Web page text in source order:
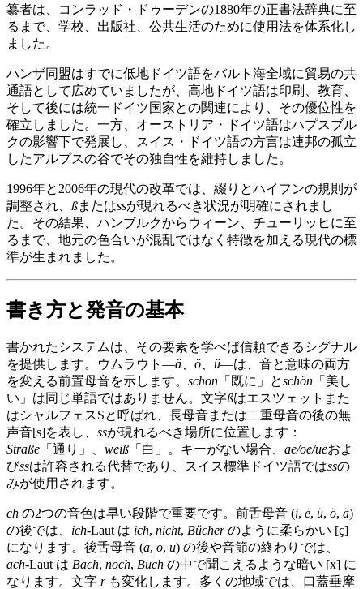
纂者は、コンラッド・ドゥーデンの1880年の正書法辞典に至
るまで、学校、出版社、公共生活のために使用法を体系化し
ました。
ハンザ同盟はすでに低地ドイツ語をバルト海全域に貿易の共
通語として広めていましたが、高地ドイツ語は印刷、教育、
そして後には統一ドイツ国家との関連により、その優位性を
確立しました。一方、オーストリア・ドイツ語はハプスブル
クの影響下で発展し、スイス・ドイツ語の方言は連邦の孤立
したアルプスの谷でその独自性を維持しました。
1996年と2006年の現代の改革では、綴りとハイフンの規則が
調整され、 ßまたはssが現れるべき状況が明確にされまし
た。その結果、ハンブルクからウィーン、チューリッヒに至
るまで、地元の色合いが混乱ではなく特徴を加える現代の標
準が生まれました。
書き方と発音の基本
書かれたシステムは、その要素を学べば信頼できるシグナル
を提供します。ウムラウト—ä ö ü—は、音と意味の両方
を変える前置母音を示します。 schon 「既に」とschön 「美し
い」は同じ単語ではありません。文字ßはエスツェットまた
はシャルフェスSと呼ばれ、長母音または二重母音の後の無
声音[s]を表し、 ssが現れるべき場所に位置します：
Straße 「通り」、 weiß 「白」。キーがない場合、 ae/oe/ueおよ
びssは許容される代替であり、スイス標準ドイツ語ではssの
みが使用されます。
ch の2つの音色は早い段階で重要です。前舌母音 (i, e, ü, ö, ä)
の後では、 ich‑Laut は ich, nicht, Bücherのように柔らかい [ç]
になります。後舌母音 (a, o, u) の後や音節の終わりでは、
ach‑Laut は Bach, noch, Buch の中で聞こえるような暗い [x] に
なります。文字 rも変化します。多くの地域では、口蓋垂摩